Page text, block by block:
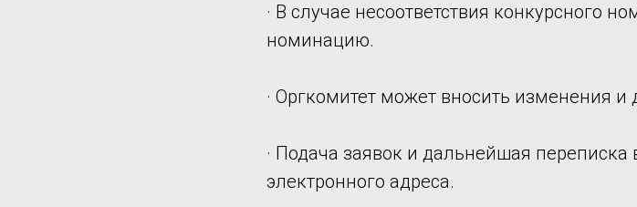
· В случае несоответствия конкурсного
номинацию.
· Оргкомитет может вносить изменения
· Подача заявок и дальнейшая переписка
электронного адреса.